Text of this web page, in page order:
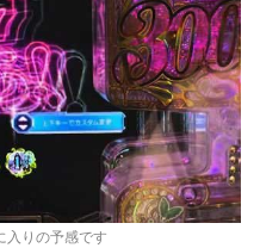
入りの予感です